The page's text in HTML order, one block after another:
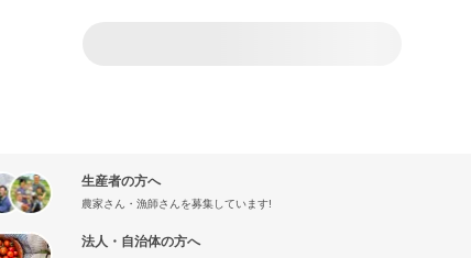
生産者の方へ
農家さん・漁師さんを募集しています!
法人・自治体の方へ